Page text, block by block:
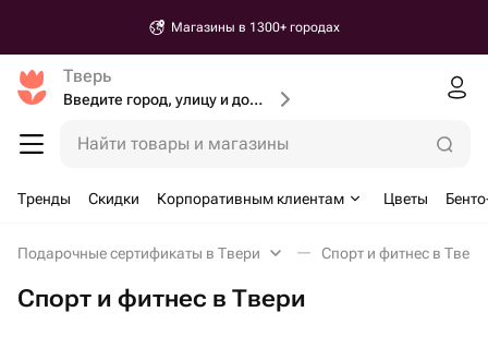
Магазины в 1300+ городах
Тверь
Введите город, улицу и дом доставки
Найти товары и магазины
Тренды Скидки Корпоративным клиентам Цветы
Подарочные сертификаты в Твери Спорт и фитнес в Твери
Спорт и фитнес в Твери